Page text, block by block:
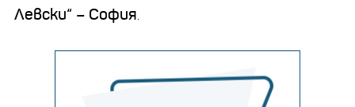
Левски“ – София.